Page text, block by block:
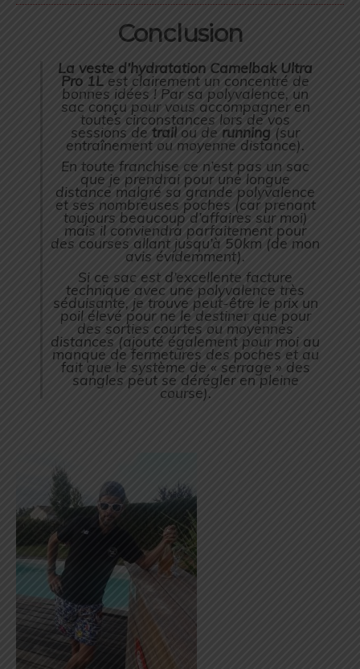
Conclusion
La veste d’hydratation Camelbak Ultra
Pro 1L est clairement un concentré de
bonnes idées ! Par sa polyvalence, un
sac conçu pour vous accompagner en
toutes circonstances lors de vos
sessions de trail ou de running (sur
entraînement ou moyenne distance).
En toute franchise ce n’est pas un sac
que je prendrai pour une longue
distance malgré sa grande polyvalence
et ses nombreuses poches (car prenant
toujours beaucoup d’affaires sur moi)
mais il conviendra parfaitement pour
des courses allant jusqu’à 50km (de mon
avis évidemment).
Si ce sac est d’excellente facture
technique avec une polyvalence très
séduisante, je trouve peut-être le prix un
poil élevé pour ne le destiner que pour
des sorties courtes ou moyennes
distances (ajouté également pour moi au
manque de fermetures des poches et au
fait que le système de « serrage » des
sangles peut se dérégler en pleine
course).